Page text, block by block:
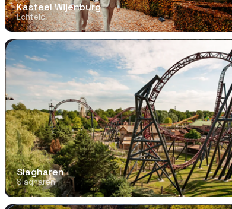
Kasteel Wijenburg
Echteld
Slagharen
Slagharen